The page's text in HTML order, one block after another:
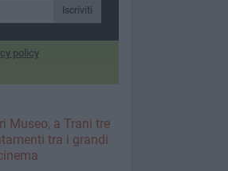
Iscriviti
policy
Museo, a Trani tre
tra i grandi